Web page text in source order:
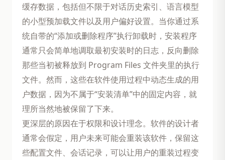
缓存数据，包括但不限于对话历史索引、语言模型
的小型预加载文件以及用户偏好设置。当你通过系
统自带的“添加或删除程序”执行卸载时，安装程序
通常只会简单地调取最初安装时的日志，反向删除
那些当初被释放到 Program Files 文件夹里的执行
文件。然而，这些在软件使用过程中动态生成的用
户数据，因为不属于“安装清单”中的固定内容，就
理所当然地被保留了下来。
更深层的原因在于权限和设计理念。软件的设计者
通常会假定，用户未来可能会重装该软件，保留这
些配置文件、会话记录，可以让用户的重装过程变